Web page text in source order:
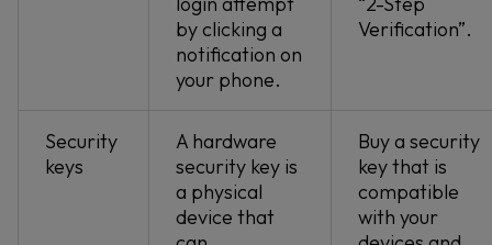
by clicking a
notification on
your phone.
Verification”.
Security
keys
A hardware
security key is
a physical
device that
Buy a security
key that is
compatible
with your